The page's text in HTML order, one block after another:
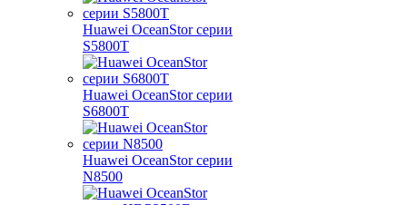
Huawei OceanStor серии
S5800T
Huawei OceanStor серии
S6800T
Huawei OceanStor серии
N8500